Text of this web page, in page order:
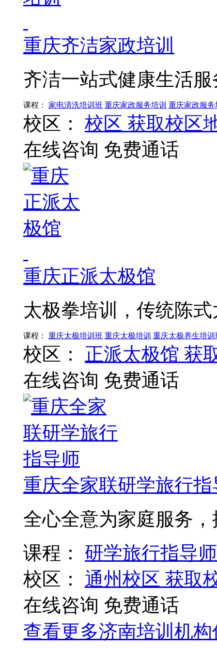
重庆齐洁家政培训
齐洁一站式健康生活
课程： 家电清洗培训班 重庆家政服务培训 重庆家政服务
校区： 校区 获取校区
在线咨询 免费通话
重庆正派太极馆
太极拳培训，传统陈
课程： 重庆太极培训班 重庆太极培训 重庆太极养生培训
校区： 正派太极馆 获
在线咨询 免费通话
重庆全家联研学旅行指
全心全意为家庭服务
课程：
研学旅行指导师
校区：
通州校区 获取
在线咨询 免费通话
查看更多济南培训机构